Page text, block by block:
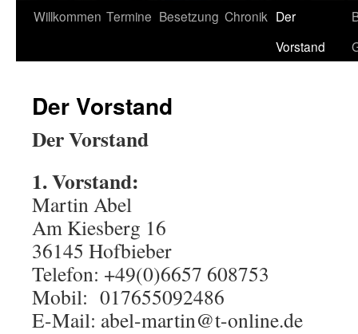
Willkommen Termine Besetzung Chronik Der
Vorstand
Der Vorstand
Der Vorstand
1. Vorstand:
Martin Abel
Am Kiesberg 16
36145 Hofbieber
Telefon: +49(0)6657 608753
Mobil: 017655092486
E-Mail: abel-martin@t-online.de